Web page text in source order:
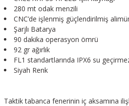
280 mt odak menzili
CNC’de işlenmiş güçlendirilmiş
Şarjlı Batarya
90 dakika operasyon ömrü
92 gr ağırlık
FL1 standartlarında IPX6 su
Siyah Renk
Taktik tabanca fenerinin iç aksamına